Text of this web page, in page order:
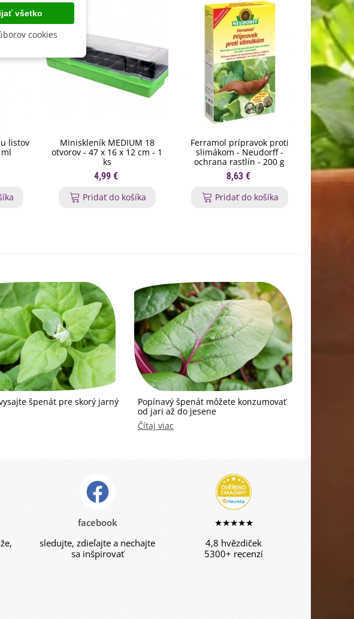
listov
Miniskleník MEDIUM 18
otvorov - 47 x 16 x 12 cm - 1
ks
4,99 €
Pridať do košíka
Ferramol prípravok proti
slimákom - Neudorff -
ochrana rastlín - 200 g
8,63 €
Pridať do košíka
- 36 x
špenát pre skorý jarný
Popínavý špenát môžete konzumovať
od jari až do jesene
Čítaj viac
facebook
sledujte, zdieľajte a nechajte
sa inšpirovať
★★★★★
4,8 hvězdiček
5300+ recenzí
všetko
cookies